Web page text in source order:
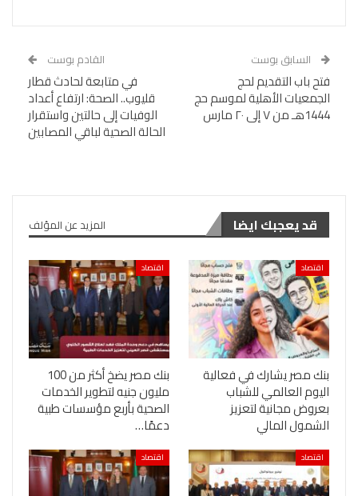
السابق بوست
فتح باب التقديم لحج
الجمعيات الأهلية لموسم حج
1444هـ من ٧ إلى ٢٠ مارس
القادم بوست
في متابعة لحادث قطار
قليوب.. الصحة: ارتفاع أعداد
الوفيات إلى حالتين واستقرار
الحالة الصحية لباقي المصابين
قد يعجبك ايضا المزيد عن المؤلف
اقتصاد
بنك مصر يشارك في فعالية
اليوم العالمي للشباب
بعروض مجانية لتعزيز
الشمول المالي
اقتصاد
بنك مصر يضخ أكثر من 100
مليون جنيه لتطوير الخدمات
الصحية بأربع مؤسسات طبية
دعمًا…
اقتصاد اقتصاد